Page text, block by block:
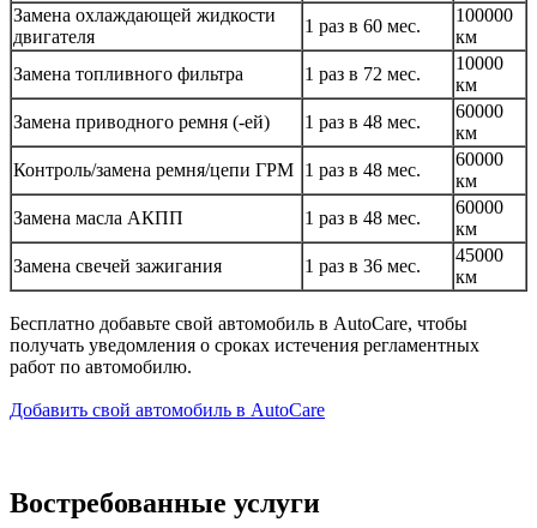
Замена охлаждающей жидкости
двигателя
1 раз в 60 мес.
100000
км
Замена топливного фильтра
1 раз в 72 мес.
10000
км
Замена приводного ремня (-ей)
1 раз в 48 мес.
60000
км
Контроль/замена ремня/цепи ГРМ 1 раз в 48 мес.
60000
км
Замена масла АКПП
1 раз в 48 мес.
60000
км
Замена свечей зажигания
1 раз в 36 мес.
45000
км
Бесплатно добавьте свой автомобиль в AutoCare, чтобы
получать уведомления о сроках истечения регламентных
работ по автомобилю.
Добавить свой автомобиль в AutoCare
Востребованные услуги